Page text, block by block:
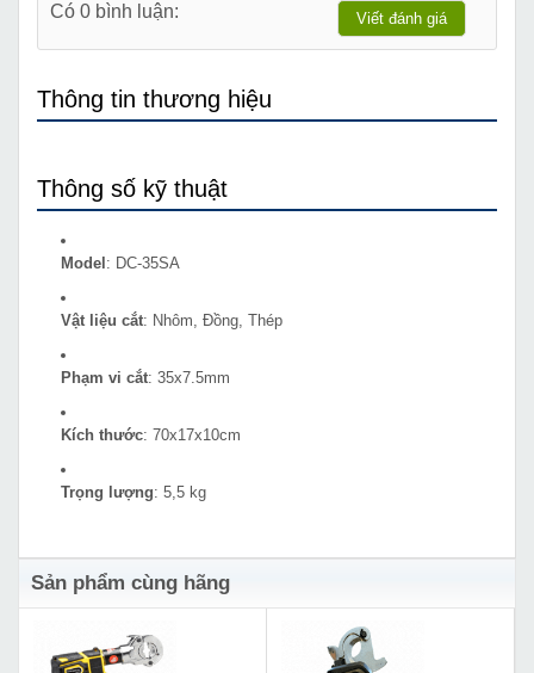
Có 0 bình luận: Viết đánh giá
Thông tin thương hiệu
Thông số kỹ thuật
Model : DC-35SA
Vật liệu cắt: Nhôm, Đồng, Thép
Phạm vi cắt: 35x7.5mm
Kích thước: 70x17x10cm
Trọng lượng: 5,5 kg
Sản phẩm cùng hãng